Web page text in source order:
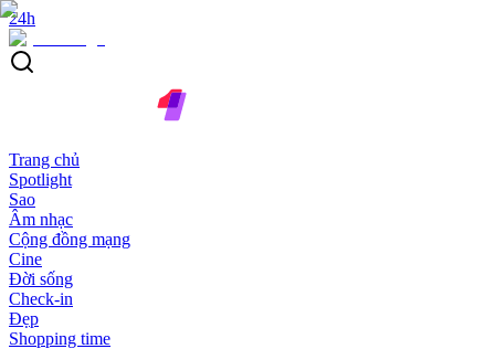
24h
Trang chủ
Spotlight
Sao
Âm nhạc
Cộng đồng mạng
Cine
Đời sống
Check-in
Đẹp
Shopping time